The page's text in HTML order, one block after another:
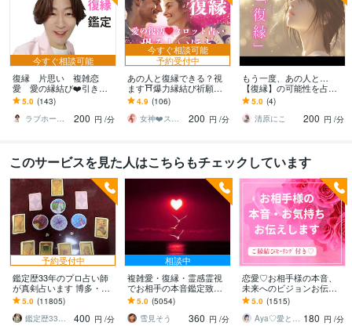
今すぐ相談可能
復縁 片思い 複雑恋
愛 愛の縁結び❤️引き寄
せます お相手様の気持ち
を霊視透視し無理であれ
ばそのままお伝えします
5.0 (143)
ラブホープ声優占い師⭐
200 円 /分
今すぐ相談可能
予約受付中
あの人と復縁できる？視
ます⛩️爆力縁結び祈願し
ます 鑑定後❤️恐ろしい程
溺愛される❤️夏限定価格2
20→200円
4.9 (106)
女神❤️スピリチュアルヒーラー❤️りんか
200 円 /分
もう一度、あの人と…
【復縁】の可能性を占い
ます 『復縁したい気持
ち、誰にも言えずに抱え
ていませんか？』
5.0 (4)
清原にこ
200 円 /分
このサービスを見た人はこちらもチェックしています
予約受付中
鑑定歴33年のプロ占い師
が真剣占います 博多・廓
屋の純血統占い祈願師
雷鳥
5.0 (11805)
鑑定歴33年のプロ占い師 雷鳥
400 円 /分
相談中
複雑愛・復縁・霊感霊視
でお相手の本音鑑定致し
ます 降りて来た言葉をそ
のままお伝えします。
5.0 (5054)
雪見そう
360 円 /分
恋愛♡お相手様の本音、
未来へのビジョンお伝え
します どんな関係でも細
密にお伝えします✨ツイン
レイ ソウルメイト
5.0 (1515)
Aya♡愛と光のスピリチュアルガイド 180 円 /分